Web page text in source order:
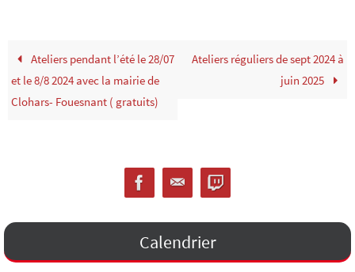
Ateliers pendant l’été le 28/07
et le 8/8 2024 avec la mairie de
Clohars- Fouesnant ( gratuits)
Ateliers réguliers de sept 2024 à
juin 2025
Calendrier